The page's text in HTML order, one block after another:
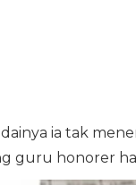
ia tak
guru honorer